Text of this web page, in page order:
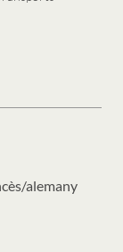
alemany